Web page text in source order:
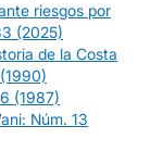
riesgos por
(2025)
de la Costa
(1987)
Núm. 13